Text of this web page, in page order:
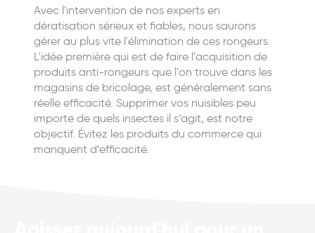
Avec l'intervention de nos experts en
dératisation sérieux et fiables, nous saurons
gérer au plus vite l'élimination de ces rongeurs.
L'idée première qui est de faire l'acquisition de
produits anti-rongeurs que l'on trouve dans les
magasins de bricolage, est généralement sans
réelle efficacité. Supprimer vos nuisibles peu
importe de quels insectes il s’agit, est notre
objectif. Évitez les produits du commerce qui
manquent d’efficacité.